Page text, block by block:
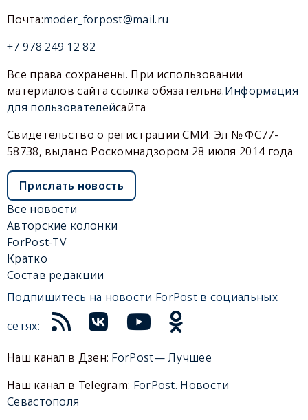
Почта:moder_forpost@mail.ru
+7 978 249 12 82
Все права сохранены. При использовании
материалов сайта ссылка обязательна.Информация
для пользователейсайта
Свидетельство о регистрации СМИ: Эл № ФС77-
58738, выдано Роскомнадзором 28 июля 2014 года
Прислать новость
Все новости
Авторские колонки
ForPost-TV
Кратко
Состав редакции
Подпишитесь на новости ForPost в социальных
сетях:
Наш канал в Дзен: ForPost— Лучшее
Наш канал в Telegram: ForPost. Новости
Севастополя